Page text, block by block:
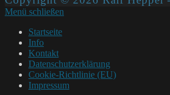
Menü schließen
Startseite
Info
Kontakt
Datenschutzerklärung
Cookie-Richtlinie (EU)
Impressum